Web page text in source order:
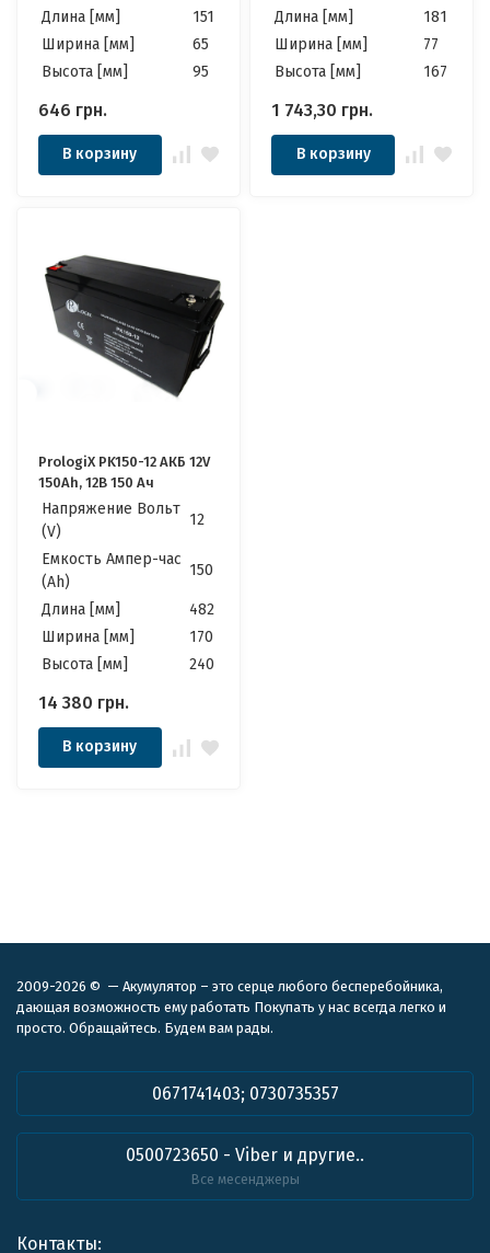
Длина [мм]
151
Ширина [мм]
65
Высота [мм]
95
646 грн.
В корзину
Длина [мм]
181
Ширина [мм]
77
Высота [мм]
167
1 743,30 грн.
В корзину
PrologiX PK150-12 АКБ 12V
150Ah, 12В 150 Ач
Напряжение Вольт
(V)
12
Емкость Ампер-час
(Ah)
150
Длина [мм]
482
Ширина [мм]
170
Высота [мм]
240
14 380 грн.
В корзину
2009-2026 © — Акумулятор – это серце любого бесперебойника,
дающая возможность ему работать Покупать у нас всегда легко и
просто. Обращайтесь. Будем вам рады.
0671741403; 0730735357
0500723650 - Viber и другие..
Все месенджеры
Контакты: